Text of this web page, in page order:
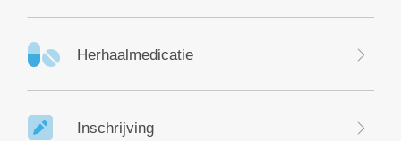
Herhaalmedicatie
Inschrijving